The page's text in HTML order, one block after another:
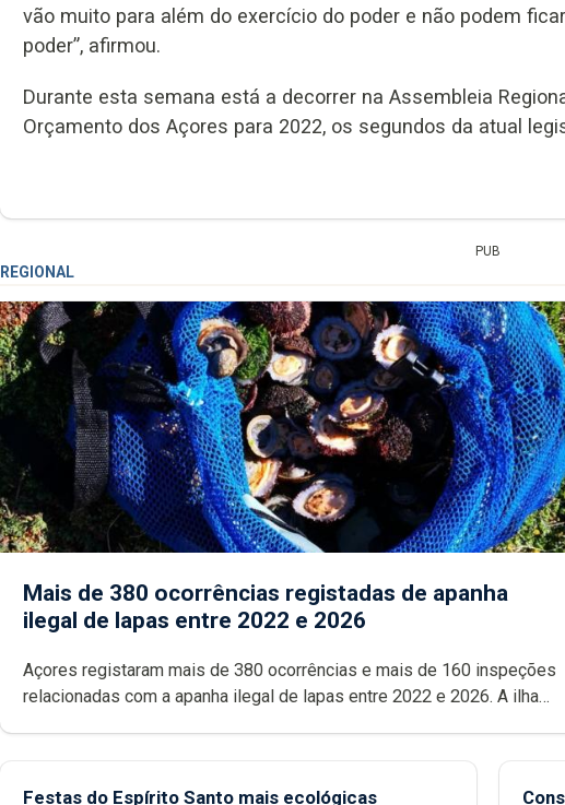
vão muito para além do exercício do poder e não podem
poder”, afirmou.
Durante esta semana está a decorrer na Assembleia
Orçamento dos Açores para 2022, os segundos da atual
PUB
REGIONAL
Mais de 380 ocorrências registadas de apanha
ilegal de lapas entre 2022 e 2026
Açores registaram mais de 380 ocorrências e mais de 160 inspeções
relacionadas com a apanha ilegal de lapas entre 2022 e 2026. A ilha
Festas do Espírito Santo mais ecológicas